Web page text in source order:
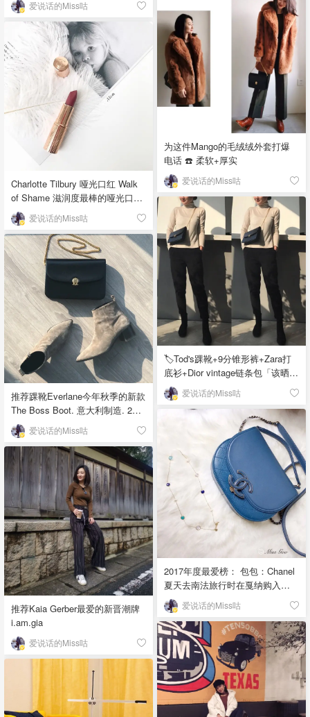
的蜜桃色02 Frantic Pink 现在变
01号了. 这应该是品牌为了区别新
旧版故意调换的吧（我猜） 都说
TF腮红非常显色，新手慎入，但
我觉得01蜜桃色适合任何人，手
残党也不会猴屁股。粉质很细
腻，带来融入皮肤的好气色💕 这
是所有美妆小编集体为Miss咕挑
选的腮红，因为她们说它足足有
8g，很适合抠门咕…🤣「该晒货
来自@爱说话的Miss咕-北美省钱
快报，版权归原作者所有」
爱说话的Miss咕
为这件Mango的毛绒绒外套打爆
电话 ☎️ 柔软+厚实
爱说话的Miss咕
Charlotte Tilbury 哑光口红 Walk
of Shame 滋润度最棒的哑光口
红。 肉泥小编说它是豆沙控必须
拥有一支 ❤️「该晒货来自@爱说
话的Miss咕-北美省钱快报，版权
归原作者所有」
爱说话的Miss咕
🏷️Tod's踝靴+9分锥形裤+Zara打
底衫+Dior vintage链条包「该晒货
来自@爱说话的Miss咕-北美省钱
快报，版权归原作者所有」
爱说话的Miss咕
推荐踝靴Everlane今年秋季的新款
The Boss Boot. 意大利制造. 225
刀 一直迷恋尖头踝靴，去年前年
最爱的踝靴是Acne Studio的
Jensen. 今年尝试一下网红品牌
Everlane. 两款鞋型很像，但
Everlane鞋跟要高0.5cm左右，靴
口要敞一些，侧面带有拉链；AS
没有拉链，脚踝处包裹要紧一
些。 要说Everlane的缺点在于：
穿久之后脚背处的皮质会被变松
褶皱；而AS完全不会，我穿了两
年鞋型依然很挺。不过话说回
来，毕竟价格差距那么大，贵有
贵的道理。但Everlane算性价比很
高的了！「该晒货来自@爱说话
的Miss咕-北美省钱快报，版权归
原作者所有」
爱说话的Miss咕
2017年度最爱榜： 包包：Chanel
夏天去南法旅行时在戛纳购入，
特别轻便，还能装，能斜挎能手
提，今年最爱❤️ 项链：apm
Monaco 可以调节长度，夏天可调
短至锁骨，冬天放长作为毛衣
链；质地是绿松石，青金石，白
贝母，水钻拼搭，价格不贵，推
荐一个！「该晒货来自@爱说话
的Miss咕-北美省钱快报，版权归
原作者所有」
爱说话的Miss咕
推荐Kaia Gerber最爱的新晋潮牌
i.am.gia
爱说话的Miss咕